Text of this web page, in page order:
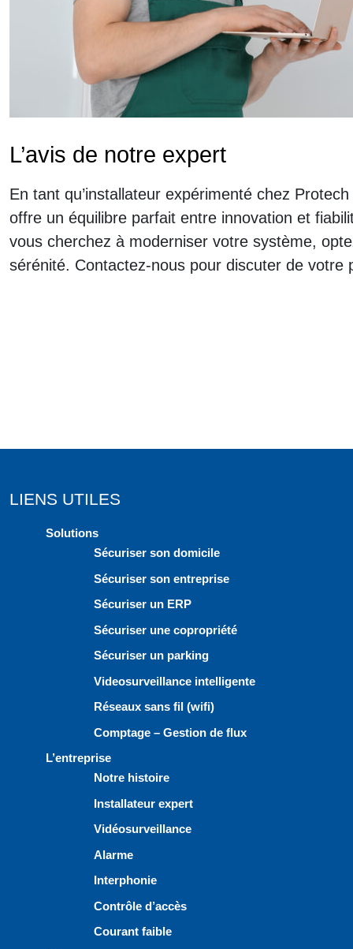
L’avis de notre expert
En tant qu’installateur expérimenté chez
offre un équilibre parfait entre innovation et
vous cherchez à moderniser votre système,
sérénité. Contactez-nous pour discuter de votre
LIENS UTILES
Solutions
Sécuriser son domicile
Sécuriser son entreprise
Sécuriser un ERP
Sécuriser une copropriété
Sécuriser un parking
Videosurveillance intelligente
Réseaux sans fil (wifi)
Comptage – Gestion de flux
L’entreprise
Notre histoire
Installateur expert
Vidéosurveillance
Alarme
Interphonie
Contrôle d’accès
Courant faible